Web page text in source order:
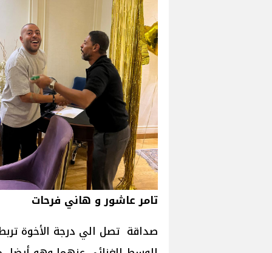
تامر عاشور و هاني فرحات
صداقة تصل الي درجة الأخوة